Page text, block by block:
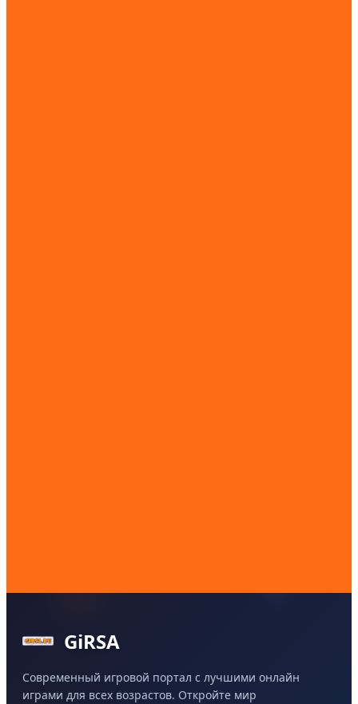
GiRSA
Современный игровой портал с лучшими онлайн
играми для всех возрастов. Откройте мир